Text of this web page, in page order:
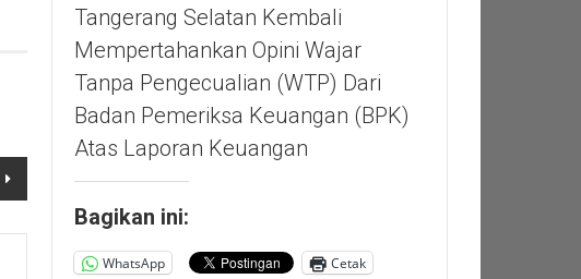
Tangerang Selatan Kembali
Mempertahankan Opini Wajar
Tanpa Pengecualian (WTP) Dari
Badan Pemeriksa Keuangan (BPK)
Atas Laporan Keuangan
Bagikan ini:
WhatsApp Cetak